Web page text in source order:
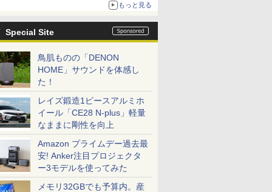
もっと見る
Special Site
鳥肌ものの「DENON
HOME」サウンドを体感し
た！
レイズ鍛造1ピースアルミホ
イール「CE28 N-plus」軽量
なままに剛性を向上
Amazon プライムデー過去最
安! Anker注目プロジェクタ
ー3モデルを使ってみた
メモリ32GBでも予算内。産